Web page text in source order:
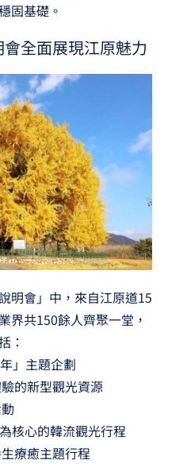
固基礎。
全面展現江原魅力
明會」中，來自江原道15
界共150餘人齊聚一堂，
：
」主題企劃
的新型觀光資源
核心的韓流觀光行程
療癒主題行程